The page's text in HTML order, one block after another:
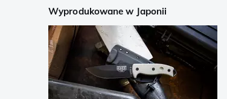
Wyprodukowane w Japonii